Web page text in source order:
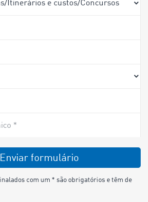
*
Enviar formulário
com um * são obrigatórios e têm de